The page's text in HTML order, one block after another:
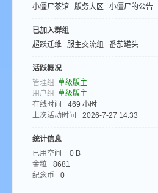
小僵尸茶馆
版务大区 小僵尸的公告
已加入群组
超跃迁维
服主交流组 番茄罐头
活跃概况
管理组 草级版主
用户组 草级版主
在线时间
469 小时
上次活动时间
2026-7-27 14:33
统计信息
已用空间
0 B
金粒
8681
纪念币
0